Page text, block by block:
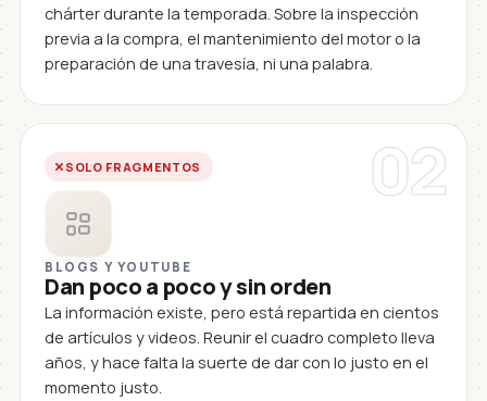
chárter durante la temporada. Sobre la inspección
previa a la compra, el mantenimiento del motor o la
preparación de una travesía, ni una palabra.
02
SOLO FRAGMENTOS
BLOGS Y YOUTUBE
Dan poco a poco y sin orden
La información existe, pero está repartida en cientos
de artículos y videos. Reunir el cuadro completo lleva
años, y hace falta la suerte de dar con lo justo en el
momento justo.